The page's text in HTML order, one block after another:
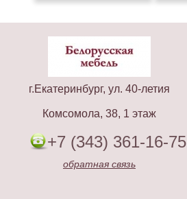
г.Екатеринбург, ул. 40-летия
Комсомола, 38, 1 этаж
+7 (343) 361-16-75
обратная связь